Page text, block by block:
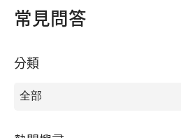
常見問答
分類